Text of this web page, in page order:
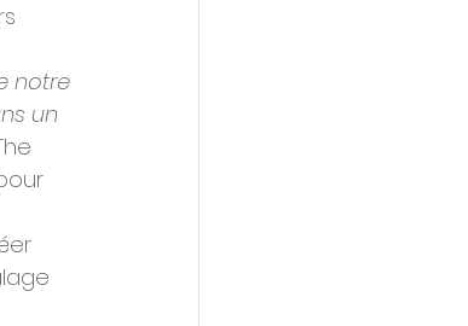
notre
un